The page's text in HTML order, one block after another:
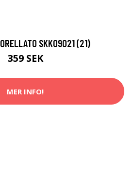
SKK09021 (21)
359 SEK
MER INFO!